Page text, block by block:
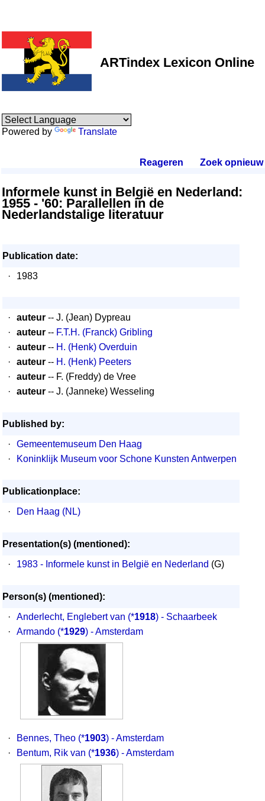
ARTindex Lexicon Online
Powered by Translate
Reageren Zoek opnieuw.
Informele kunst in België en Nederland:
1955 - '60: Parallellen in de
Nederlandstalige literatuur
Publication date:
·
1983
· auteur -- J. (Jean) Dypreau
·
auteur -- F.T.H. (Franck) Gribling
·
auteur -- H. (Henk) Overduin
·
auteur -- H. (Henk) Peeters
·
auteur -- F. (Freddy) de Vree
·
auteur -- J. (Janneke) Wesseling
Published by:
·
Gemeentemuseum Den Haag
·
Koninklijk Museum voor Schone Kunsten Antwerpen
Publicationplace:
·
Den Haag (NL)
Presentation(s) (mentioned):
·
1983 - Informele kunst in België en Nederland (G)
Person(s) (mentioned):
·
Anderlecht, Englebert van (*1918) - Schaarbeek
·
Armando (*1929) - Amsterdam
· Bennes, Theo (*1903) - Amsterdam
·
Bentum, Rik van (*1936) - Amsterdam